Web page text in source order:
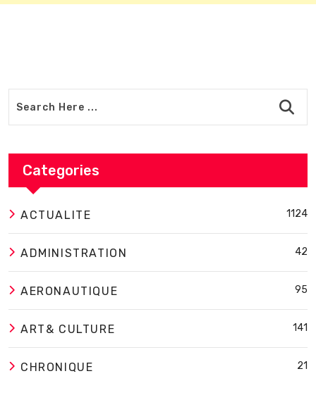
Categories
ACTUALITE 1124
ADMINISTRATION 42
AERONAUTIQUE 95
ART& CULTURE 141
CHRONIQUE 21